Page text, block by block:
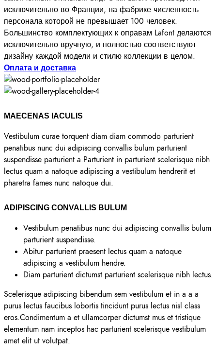
исключительно во Франции, на фабрике численность
персонала которой не превышает 100 человек.
Большинство комплектующих к оправам Lafont делаются
исключительно вручную, и полностью соответствуют
дизайну каждой модели и стилю коллекции в целом.
Оплата и доставка
MAECENAS IACULIS
Vestibulum curae torquent diam diam commodo parturient
penatibus nunc dui adipiscing convallis bulum parturient
suspendisse parturient a.Parturient in parturient scelerisque nibh
lectus quam a natoque adipiscing a vestibulum hendrerit et
pharetra fames nunc natoque dui.
ADIPISCING CONVALLIS BULUM
Vestibulum penatibus nunc dui adipiscing convallis bulum
parturient suspendisse.
Abitur parturient praesent lectus quam a natoque
adipiscing a vestibulum hendre.
Diam parturient dictumst parturient scelerisque nibh lectus.
Scelerisque adipiscing bibendum sem vestibulum et in a a a
purus lectus faucibus lobortis tincidunt purus lectus nisl class
eros.Condimentum a et ullamcorper dictumst mus et tristique
elementum nam inceptos hac parturient scelerisque vestibulum
amet elit ut volutpat.